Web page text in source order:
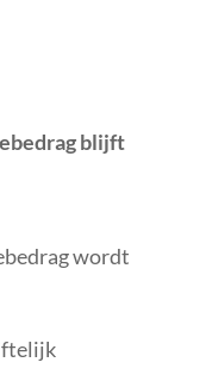
blijft
wordt